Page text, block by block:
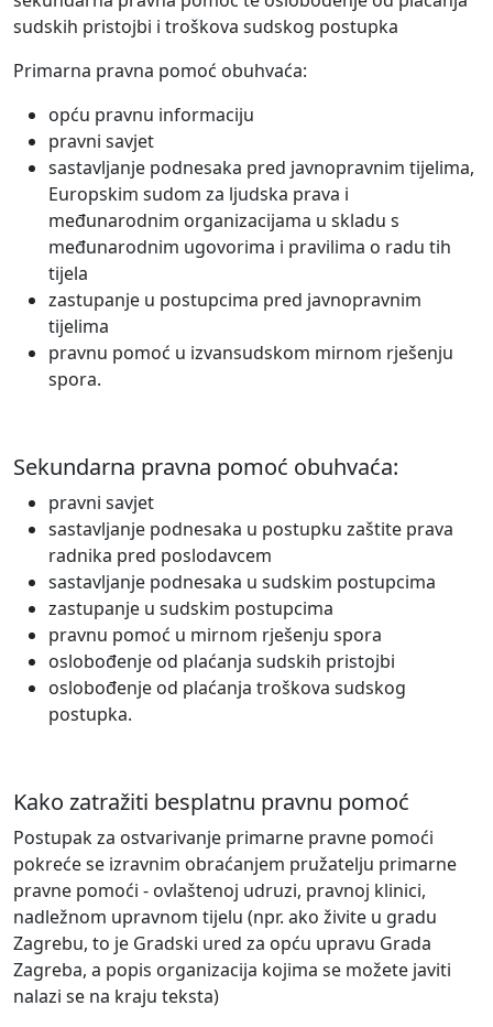
sudskih pristojbi i troškova sudskog postupka
Primarna pravna pomoć obuhvaća:
opću pravnu informaciju
pravni savjet
sastavljanje podnesaka pred javnopravnim tijelima,
Europskim sudom za ljudska prava i
međunarodnim organizacijama u skladu s
međunarodnim ugovorima i pravilima o radu tih
tijela
zastupanje u postupcima pred javnopravnim
tijelima
pravnu pomoć u izvansudskom mirnom rješenju
spora.
Sekundarna pravna pomoć obuhvaća:
pravni savjet
sastavljanje podnesaka u postupku zaštite prava
radnika pred poslodavcem
sastavljanje podnesaka u sudskim postupcima
zastupanje u sudskim postupcima
pravnu pomoć u mirnom rješenju spora
oslobođenje od plaćanja sudskih pristojbi
oslobođenje od plaćanja troškova sudskog
postupka.
Kako zatražiti besplatnu pravnu pomoć
Postupak za ostvarivanje primarne pravne pomoći
pokreće se izravnim obraćanjem pružatelju primarne
pravne pomoći - ovlaštenoj udruzi, pravnoj klinici,
nadležnom upravnom tijelu (npr. ako živite u gradu
Zagrebu, to je Gradski ured za opću upravu Grada
Zagreba, a popis organizacija kojima se možete javiti
nalazi se na kraju teksta)